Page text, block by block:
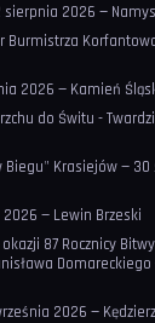
sierpnia 2026 —
Burmistrza
2026 — Kamień
do Świtu -
Biegu" Krasiejów —
2026 — Lewin Brzeski
87 Rocznicy
2026 —